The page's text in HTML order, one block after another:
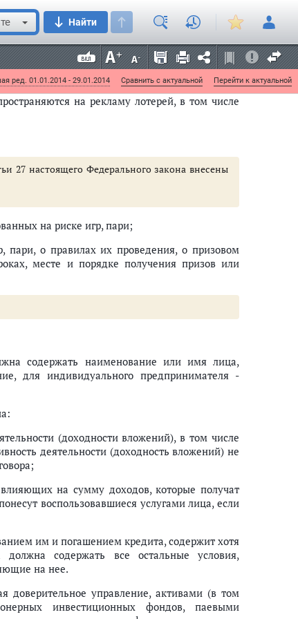
Найти
ред. 01.01.2014 - 29.01.2014 Сравнить с актуальной Перейти к актуальной
услуг. При этом требования
организатора азартных игр, рекламе
в том числе рекламе мест осуществления
и рекламе азартных игр, распространяемой
в соответствии с указанным впункте
на рекламу лотерей, в том числе
27 настоящего Федерального закона внесены
на риске игр, пари;
пари, о правилах их проведения, о призовом
месте и порядке получения призов или
содержать наименование или имя лица,
для индивидуального предпринимателя -
(доходности вложений), в том числе
деятельности (доходность вложений) не
на сумму доходов, которые получат
воспользовавшиеся услугами лица, если
им и погашением кредита, содержит хотя
содержать все остальные условия,
на нее.
доверительное управление, активами (в том
инвестиционных фондов, паевыми